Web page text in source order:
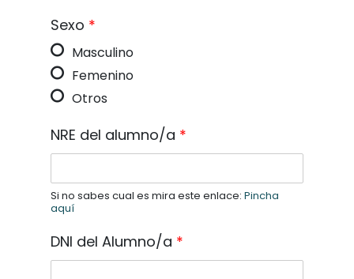
Sexo *
Masculino
Femenino
Otros
NRE del alumno/a *
Si no sabes cual es mira este enlace: Pincha
aquí
DNI del Alumno/a *